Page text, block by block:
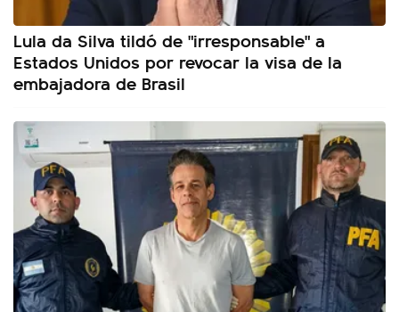
Lula da Silva tildó de "irresponsable" a
Estados Unidos por revocar la visa de la
embajadora de Brasil